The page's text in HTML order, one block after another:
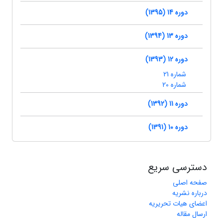
دوره 14 (1395)
دوره 13 (1394)
دوره 12 (1393)
شماره 21
شماره 20
دوره 11 (1392)
دوره 10 (1391)
دسترسی سریع
صفحه اصلی
درباره نشریه
اعضای هیات تحریریه
ارسال مقاله